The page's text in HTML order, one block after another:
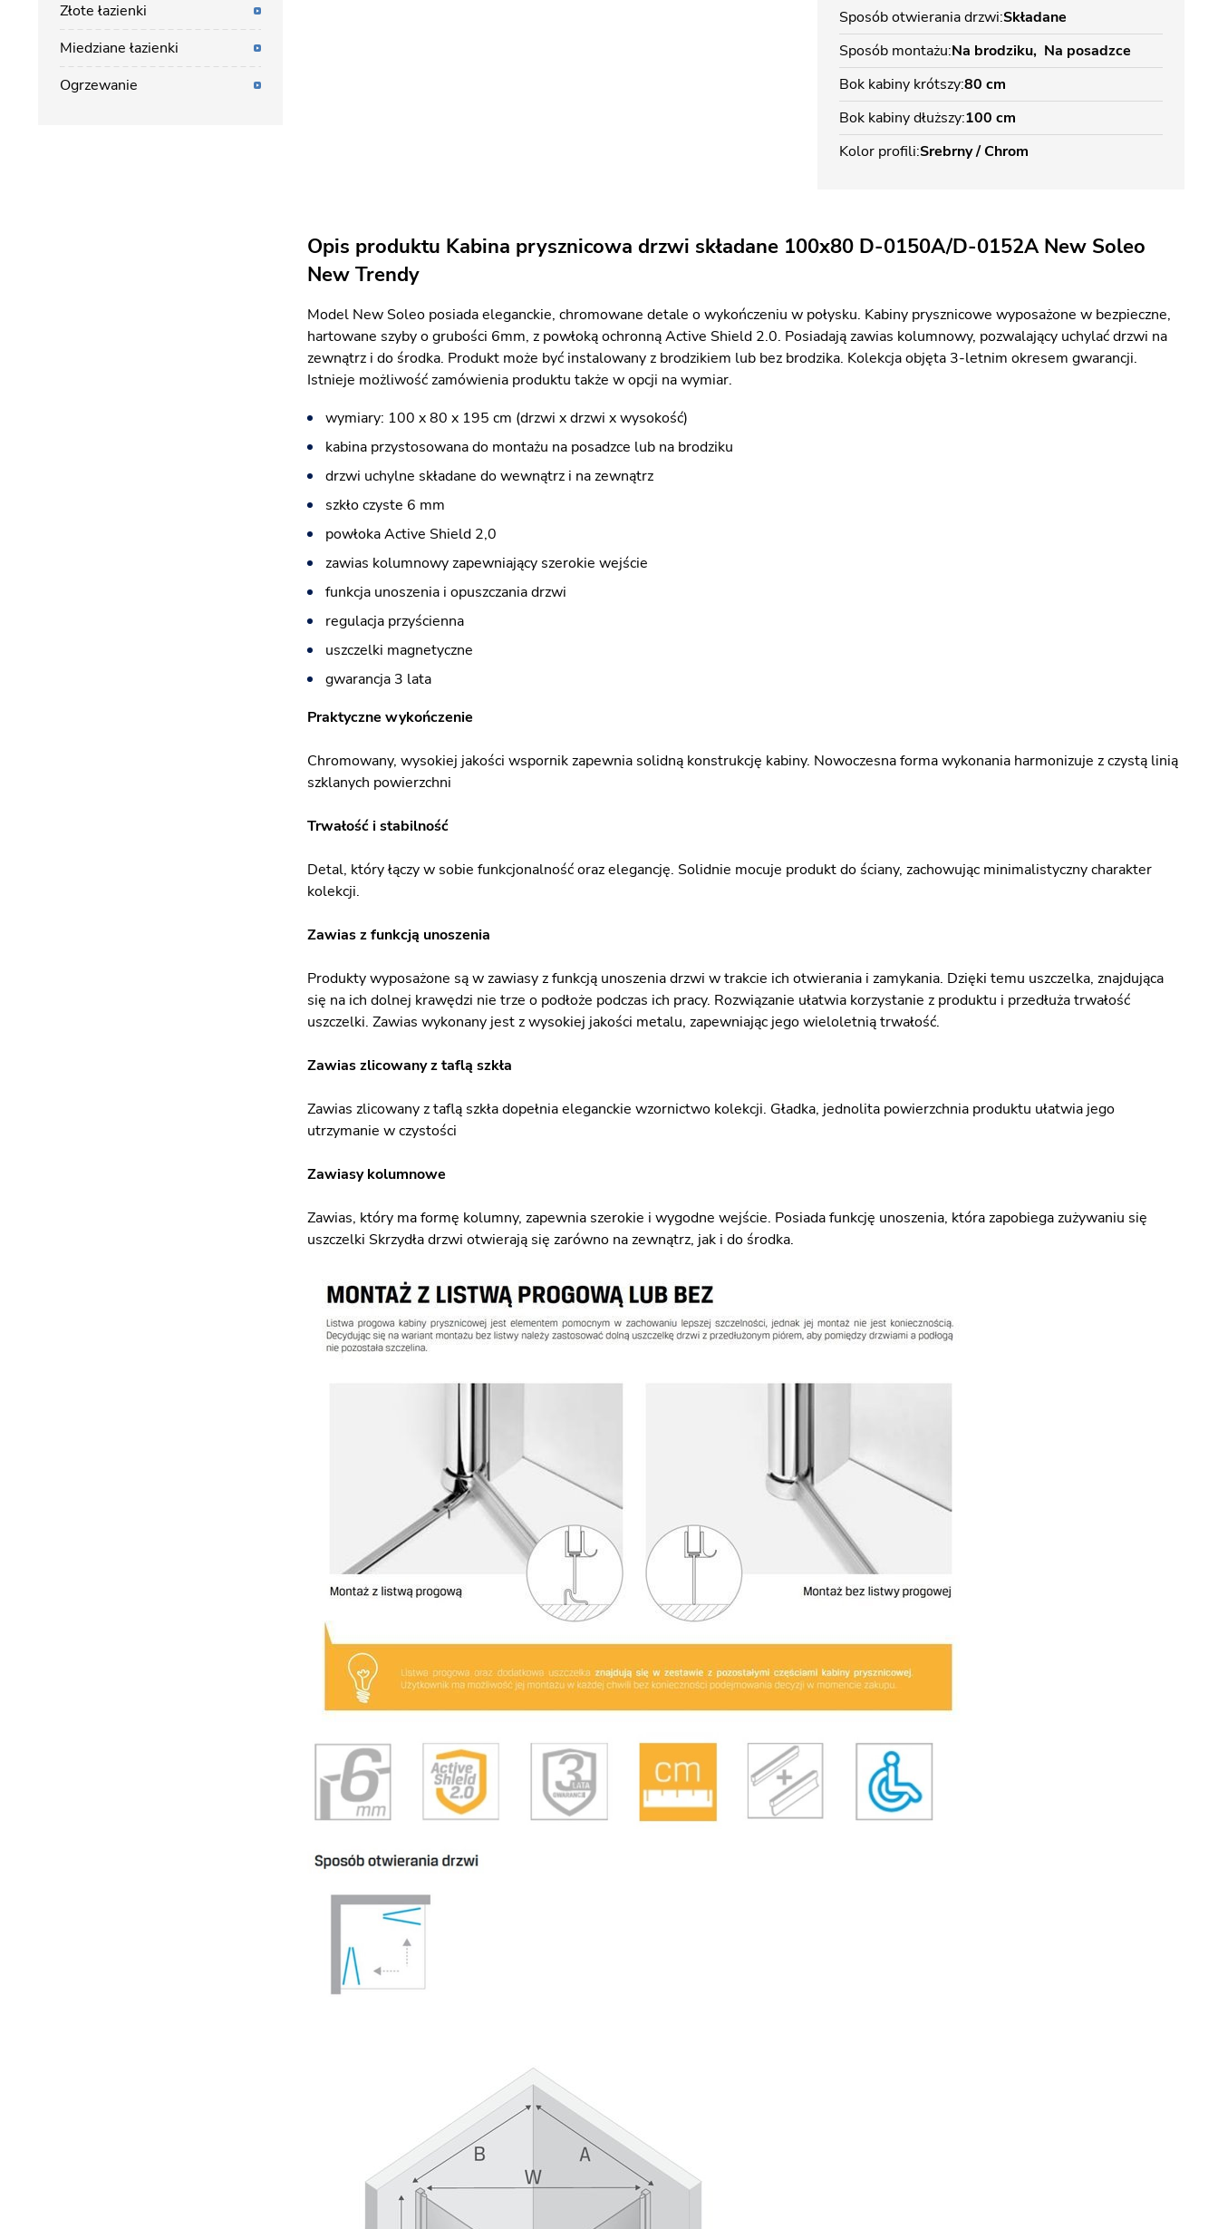
Sposób otwierania drzwi Składane
Sposób montażu Na brodziku Na posadzce
Bok kabiny krótszy80 cm
Bok kabiny dłuższy 100 cm
Kolor profili Srebrny / Chrom
Opis produktu Kabina prysznicowa drzwi składane 100x80 D-0150A/D-0152A New Soleo
New Trendy
Model New Soleo posiada eleganckie, chromowane detale o wykończeniu w połysku. Kabiny prysznicowe wyposażone w bezpieczne,
hartowane szyby o grubości 6mm, z powłoką ochronną Active Shield 2.0. Posiadają zawias kolumnowy, pozwalający uchylać drzwi na
zewnątrz i do środka. Produkt może być instalowany z brodzikiem lub bez brodzika. Kolekcja objęta 3-letnim okresem gwarancji.
Istnieje możliwość zamówienia produktu także w opcji na wymiar.
wymiary: 100 x 80 x 195 cm (drzwi x drzwi x wysokość)
kabina przystosowana do montażu na posadzce lub na brodziku
drzwi uchylne składane do wewnątrz i na zewnątrz
szkło czyste 6 mm
powłoka Active Shield 2,0
zawias kolumnowy zapewniający szerokie wejście
funkcja unoszenia i opuszczania drzwi
regulacja przyścienna
uszczelki magnetyczne
gwarancja 3 lata
Praktyczne wykończenie
Chromowany, wysokiej jakości wspornik zapewnia solidną konstrukcję kabiny. Nowoczesna forma wykonania harmonizuje z czystą linią
szklanych powierzchni
Trwałość i stabilność
Detal, który łączy w sobie funkcjonalność oraz elegancję. Solidnie mocuje produkt do ściany, zachowując minimalistyczny charakter
kolekcji.
Zawias z funkcją unoszenia
Produkty wyposażone są w zawiasy z funkcją unoszenia drzwi w trakcie ich otwierania i zamykania. Dzięki temu uszczelka, znajdująca
się na ich dolnej krawędzi nie trze o podłoże podczas ich pracy. Rozwiązanie ułatwia korzystanie z produktu i przedłuża trwałość
uszczelki. Zawias wykonany jest z wysokiej jakości metalu, zapewniając jego wieloletnią trwałość.
Zawias zlicowany z taflą szkła
Zawias zlicowany z taflą szkła dopełnia eleganckie wzornictwo kolekcji. Gładka, jednolita powierzchnia produktu ułatwia jego
utrzymanie w czystości
Zawiasy kolumnowe
Zawias, który ma formę kolumny, zapewnia szerokie i wygodne wejście. Posiada funkcję unoszenia, która zapobiega zużywaniu się
uszczelki Skrzydła drzwi otwierają się zarówno na zewnątrz, jak i do środka.
Złote łazienki
Miedziane łazienki
Ogrzewanie